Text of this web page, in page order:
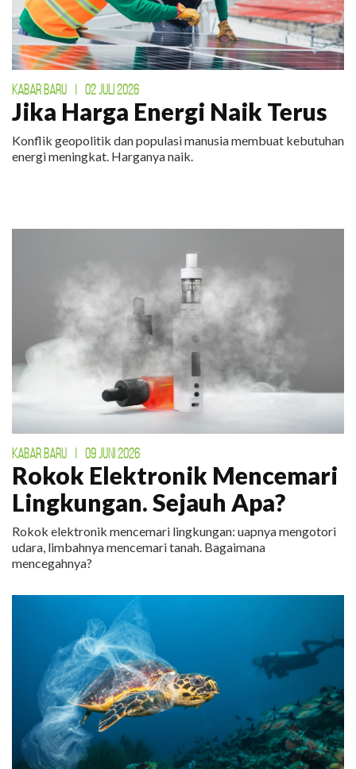
KABAR BARU | 02 JULI 2026
Jika Harga Energi Naik Terus
Konflik geopolitik dan populasi manusia membuat kebutuhan
energi meningkat. Harganya naik.
KABAR BARU | 09 JUNI 2026
Rokok Elektronik Mencemari
Lingkungan. Sejauh Apa?
Rokok elektronik mencemari lingkungan: uapnya mengotori
udara, limbahnya mencemari tanah. Bagaimana
mencegahnya?